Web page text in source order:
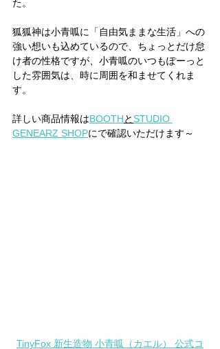
た。
狐狐神は小青呱に「自由気ままな生活」への
強い想いも込めているので、ちょっとだけ怠
け者の性格ですが、小青呱のいつもぽーっと
した雰囲気は、時に周囲を和ませてくれま
す。
詳しい商品情報はBOOTHと STUDIO
GENEARZ SHOPにで確認いただけます～
TinyFox 新生造物 小青呱（カエル） 公式コ